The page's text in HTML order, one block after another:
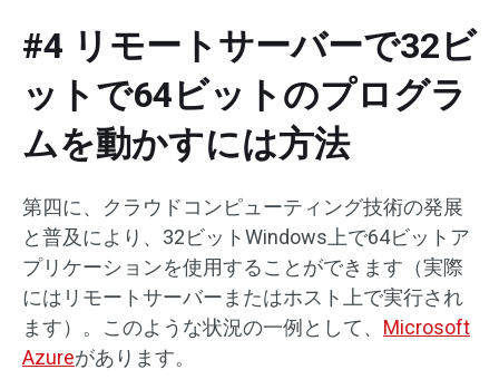
#4 リモートサーバーで32ビ
ットで64ビットのプログラ
ムを動かすには方法
第四に、クラウドコンピューティング技術の発展
と普及により、32ビットWindows上で64ビットア
プリケーションを使用することができます（実際
にはリモートサーバーまたはホスト上で実行され
ます）。このような状況の一例として、 Microsoft
Azureがあります。